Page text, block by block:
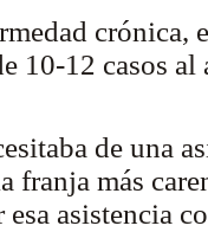
crónica,
10-12 casos
de una
franja más
esa asistencia